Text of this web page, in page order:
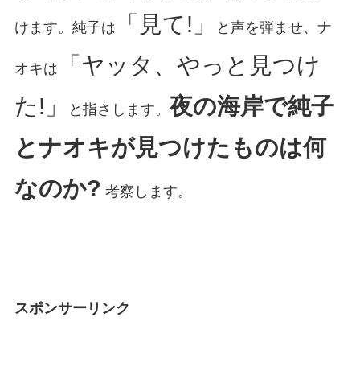
けます。純子は 「見て!」 と声を弾ませ、ナ
オキは
「ヤッタ、やっと見つけ
た!」
と指さします。 夜の海岸で純子
とナオキが見つけたものは何
なのか? 考察します。
スポンサーリンク